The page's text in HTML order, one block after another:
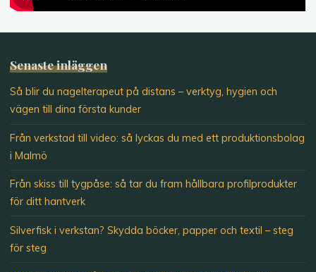
Senaste inläggen
Så blir du nagelterapeut på distans – verktyg, hygien och
vägen till dina första kunder
Från verkstad till video: så lyckas du med ett produktionsbolag
i Malmö
Från skiss till tygpåse: så tar du fram hållbara profilprodukter
för ditt hantverk
Silverfisk i verkstan? Skydda böcker, papper och textil – steg
för steg